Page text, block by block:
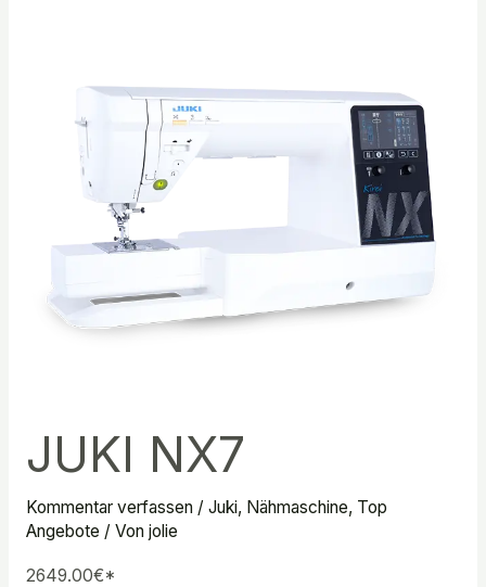
JUKI NX7
Kommentar verfassen / Juki, Nähmaschine, Top
Angebote / Von jolie
2649.00€*